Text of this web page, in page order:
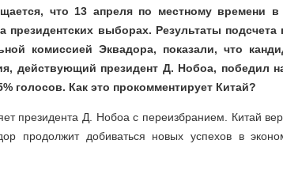
что 13 апреля по местному времени
президентских выборах. Результаты подсчета
комиссией Эквадора, показали, что
действующий президент Д. Нобоа, победил
голосов. Как это прокомментирует Китай?
президента Д. Нобоа с переизбранием. Китай
продолжит добиваться новых успехов в